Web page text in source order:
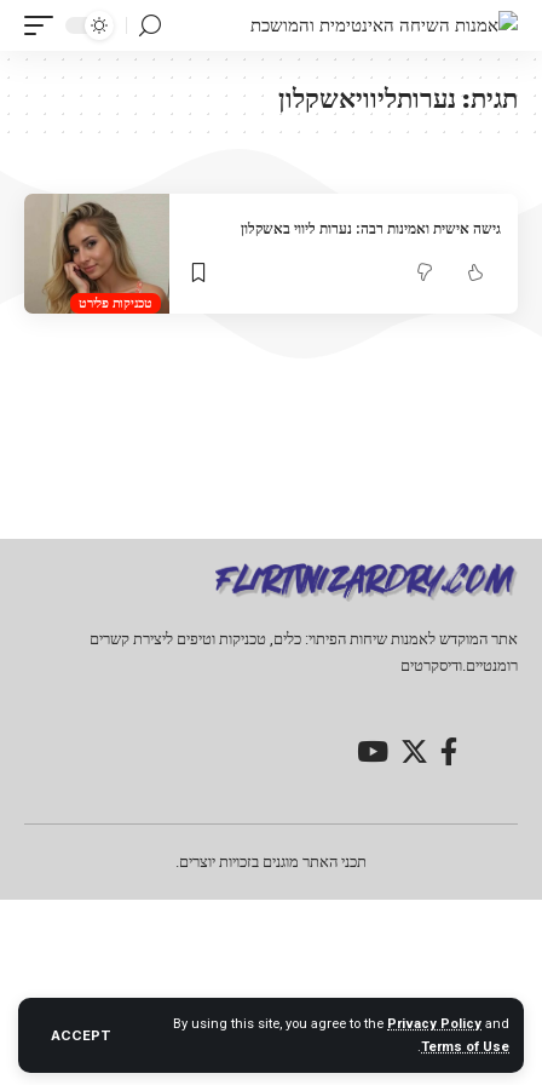
By using this site, you agree to the Privacy Policy and
Terms of Use
.
ACCEPT
תגית:נערותליוויאשקלון
טכניקות פלירט
גישה אישית ואמינות רבה: נערות ליווי באשקלון
אתר המוקדש לאמנות שיחות הפיתוי: כלים, טכניקות וטיפים ליצירת קשרים
רומנטיים.ודיסקרטים
תכני האתר מוגנים בזכויות יוצרים.